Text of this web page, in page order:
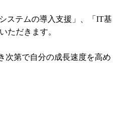
ステムの導入支援」、「IT基
ただきます。
次第で自分の成⾧速度を高め